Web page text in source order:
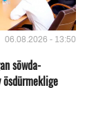
06.08.2026 - 13:50
söwda-
ösdürmeklige